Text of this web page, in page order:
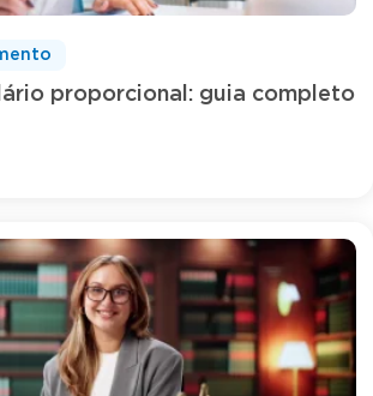
proporcional: guia completo